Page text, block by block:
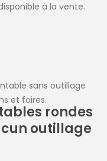
à la vente.
sans outillage
et foires.
rondes
outillage